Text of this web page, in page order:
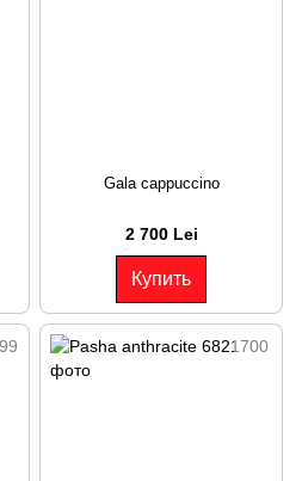
Gala cappuccino
2 700 Lei
Купить